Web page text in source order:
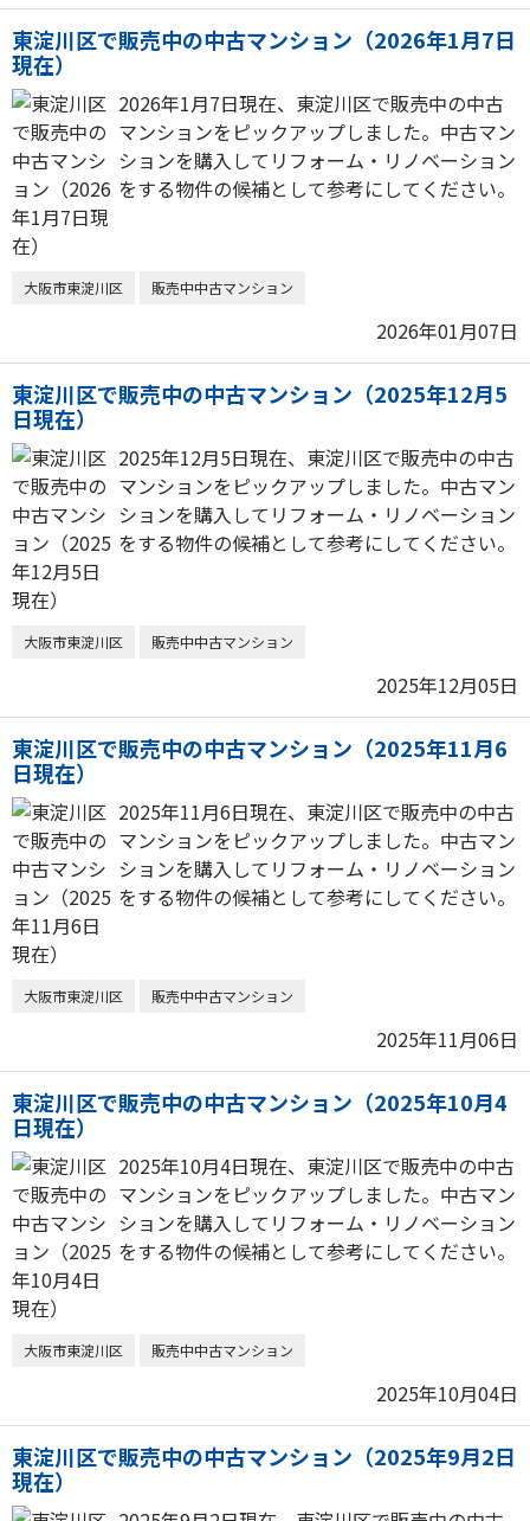
東淀川区で販売中の中古マンション（2026年1月7日
現在）
2026年1月7日現在、東淀川区で販売中の中古
マンションをピックアップしました。中古マン
ションを購入してリフォーム・リノベーション
をする物件の候補として参考にしてください。
大阪市東淀川区 販売中中古マンション
2026年01月07日
東淀川区で販売中の中古マンション（2025年12月5
日現在）
2025年12月5日現在、東淀川区で販売中の中古
マンションをピックアップしました。中古マン
ションを購入してリフォーム・リノベーション
をする物件の候補として参考にしてください。
大阪市東淀川区 販売中中古マンション
2025年12月05日
東淀川区で販売中の中古マンション（2025年11月6
日現在）
2025年11月6日現在、東淀川区で販売中の中古
マンションをピックアップしました。中古マン
ションを購入してリフォーム・リノベーション
をする物件の候補として参考にしてください。
大阪市東淀川区 販売中中古マンション
2025年11月06日
東淀川区で販売中の中古マンション（2025年10月4
日現在）
2025年10月4日現在、東淀川区で販売中の中古
マンションをピックアップしました。中古マン
ションを購入してリフォーム・リノベーション
をする物件の候補として参考にしてください。
大阪市東淀川区 販売中中古マンション
2025年10月04日
東淀川区で販売中の中古マンション（2025年9月2日
現在）